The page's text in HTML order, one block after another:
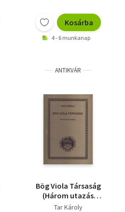
Kosárba
4 - 6 munkanap
ANTIKVÁR
Bög Viola Társaság
(Három utazás
regénye)- dedikált -
Tar Károly